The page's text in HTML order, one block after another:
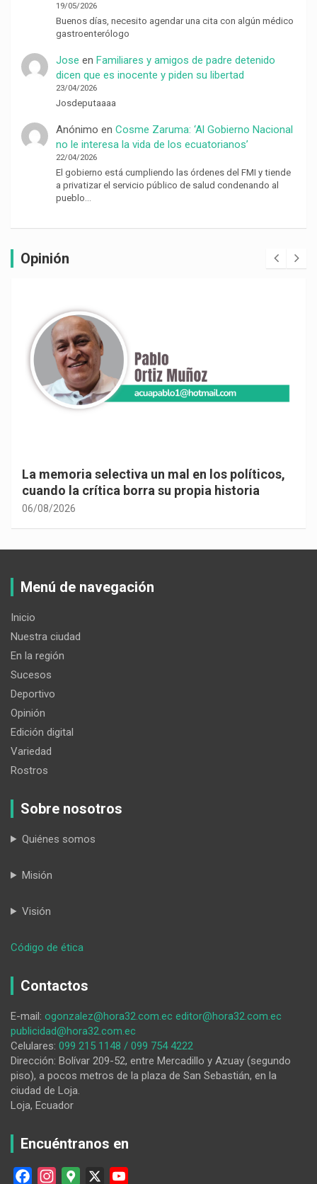
19/05/2026
Buenos días, necesito agendar una cita con algún médico
gastroenterólogo
Jose en Familiares y amigos de padre detenido
dicen que es inocente y piden su libertad
23/04/2026
Josdeputaaaa
Anónimo en Cosme Zaruma: ‘Al Gobierno Nacional
no le interesa la vida de los ecuatorianos’
22/04/2026
El gobierno está cumpliendo las órdenes del FMI y tiende
a privatizar el servicio público de salud condenando al
pueblo…
Opinión
La memoria selectiva un mal en los políticos,
cuando la crítica borra su propia historia
06/08/2026
Menú de navegación
Inicio
Nuestra ciudad
En la región
Sucesos
Deportivo
Opinión
Edición digital
Variedad
Rostros
Sobre nosotros
Quiénes somos
Misión
Visión
Código de ética
pudo
la
ventaja,
en
Manta
Contactos
E-mail: ogonzalez@hora32.com.ec editor@hora32.com.ec
publicidad@hora32.com.ec
Celulares: 099 215 1148 / 099 754 4222
Dirección: Bolívar 209-52, entre Mercadillo y Azuay (segundo
piso), a pocos metros de la plaza de San Sebastián, en la
ciudad de Loja.
Loja, Ecuador
Encuéntranos en